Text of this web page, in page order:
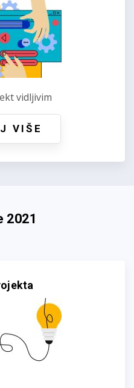
vidljivim
VIŠE
2021